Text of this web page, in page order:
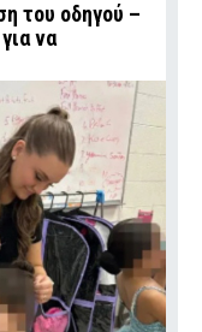
του οδηγού –
να